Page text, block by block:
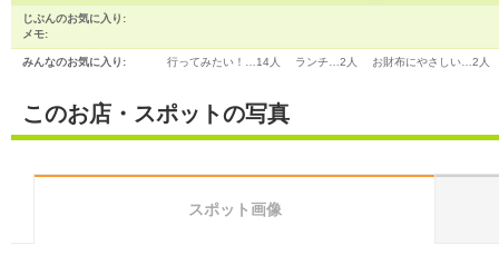
じぶんのお気に入り:
メモ:
みんなのお気に入り: 行ってみたい！… 14人 ランチ… 2人 お財布にやさしい… 2人
このお店・スポットの写真
スポット画像